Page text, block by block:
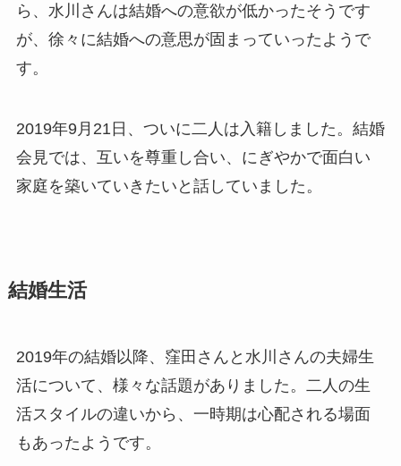
ら、水川さんは結婚への意欲が低かったそうです
が、徐々に結婚への意思が固まっていったようで
す。
2019年9月21日、ついに二人は入籍しました。結婚
会見では、互いを尊重し合い、にぎやかで面白い
家庭を築いていきたいと話していました。
結婚生活
2019年の結婚以降、窪田さんと水川さんの夫婦生
活について、様々な話題がありました。二人の生
活スタイルの違いから、一時期は心配される場面
もあったようです。